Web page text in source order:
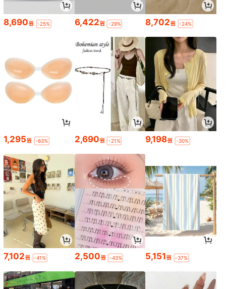
8,690원 -25% 6,422원 -29% 8,702원 -24%
1,295원 -63% 2,690원 -21% 9,198원 -30%
7,102원 -41% 2,500원 -43% 5,151원 -37%